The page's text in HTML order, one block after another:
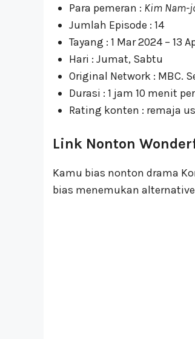
Para pemeran : Kim Nam-
Jumlah Episode : 14
Tayang : 1 Mar 2024 – 13
Hari : Jumat, Sabtu
Original Network : MBC.
Durasi : 1 jam 10 menit
Rating konten : remaja
Link Nonton
Kamu bias nonton drama
bias menemukan